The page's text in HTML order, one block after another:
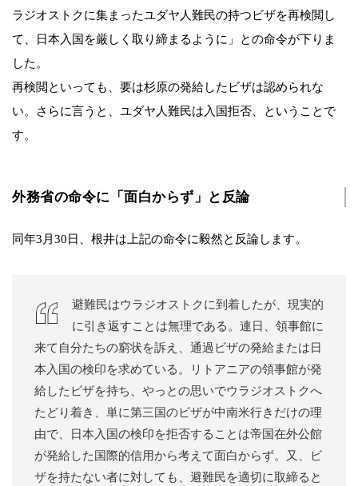
ラジオストクに集まったユダヤ人難民の持つビザを再検閲し
て、日本入国を厳しく取り締まるように」との命令が下りま
した。
再検閲といっても、要は杉原の発給したビザは認められな
い。さらに言うと、ユダヤ人難民は入国拒否、ということで
す。
外務省の命令に「面白からず」と反論
同年3月30日、根井は上記の命令に毅然と反論します。
避難民はウラジオストクに到着したが、現実的
に引き返すことは無理である。連日、領事館に
来て自分たちの窮状を訴え、通過ビザの発給または日
本入国の検印を求めている。リトアニアの領事館が発
給したビザを持ち、やっとの思いでウラジオストクへ
たどり着き、単に第三国のビザが中南米行きだけの理
由で、日本入国の検印を拒否することは帝国在外公館
が発給した国際的信用から考えて面白からず。又、ビ
ザを持たない者に対しても、避難民を適切に取締ると